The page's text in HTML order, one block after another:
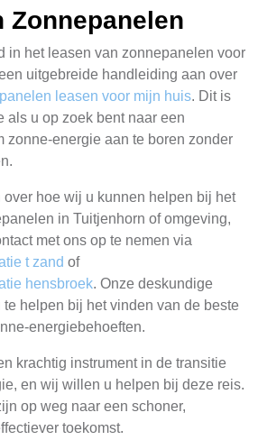
Zonnepanelen
in het leasen van zonnepanelen voor
uitgebreide handleiding aan over
leasen voor mijn huis. Dit is
als u op zoek bent naar een
zonne-energie aan te boren zonder
hoe wij u kunnen helpen bij het
in Tuitjenhorn of omgeving,
met ons op te nemen via
t zand of
hensbroek. Onze deskundige
te helpen bij het vinden van de beste
energiebehoeften.
krachtig instrument in de transitie
en wij willen u helpen bij deze reis.
op weg naar een schoner,
toekomst.